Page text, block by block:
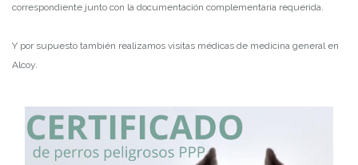
correspondiente junto con la documentación complementaria requerida.
Y por supuesto también realizamos visitas médicas de medicina general en
Alcoy.